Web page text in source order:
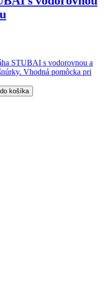
STUBAI s vodorovnou a
Vhodná pomôcka pri
košíka